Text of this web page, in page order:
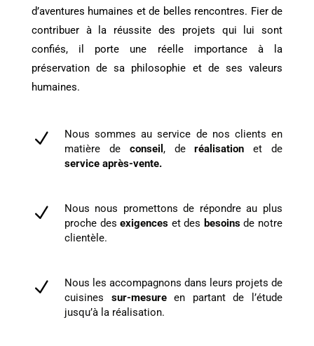
d’aventures humaines et de belles rencontres. Fier de
contribuer à la réussite des projets qui lui sont
confiés, il porte une réelle importance à la
préservation de sa philosophie et de ses valeurs
humaines.
N
Nous sommes au service de nos clients en
matière deconseil , deréalisationet de
service après-vente.
N
Nous nous promettons de répondre au plus
proche desexigences et des besoinsde notre
clientèle.
N
Nous les accompagnons dans leurs projets de
cuisines sur-mesureen partant de l’étude
jusqu’à la réalisation.